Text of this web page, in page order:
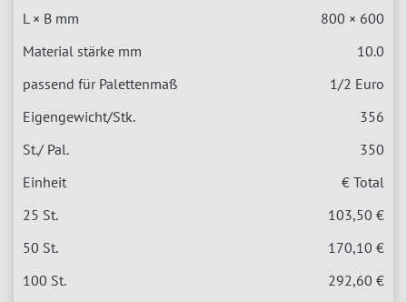
800 × 600
10.0
1/2 Euro
356
350
€ Total
103,50 €
170,10 €
292,60 €